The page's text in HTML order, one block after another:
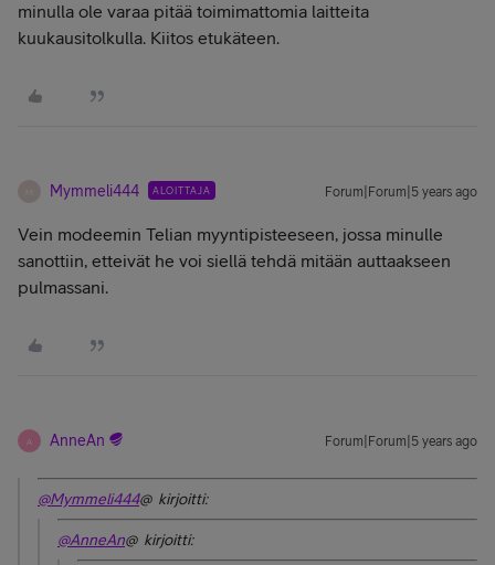
minulla ole varaa pitää toimimattomia laitteita
kuukausitolkulla. Kiitos etukäteen.
Mymmeli444 ALOITTAJA Forum|Forum|5 years ago
Vein modeemin Telian myyntipisteeseen, jossa minulle
sanottiin, etteivät he voi siellä tehdä mitään auttaakseen
pulmassani.
A AnneAn Forum|Forum|5 years ago
@Mymmeli444@ kirjoitti:
@AnneAn@ kirjoitti: